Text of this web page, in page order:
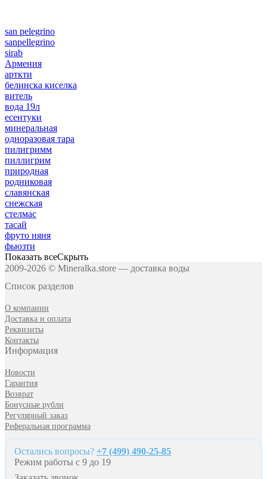
san pelegrino
sanpellegrino
sirab
Армения
арткти
белинска киселка
витель
вода 19л
есентуки
минеральная
одноразовая тара
пилигримм
пиллигрим
природная
родниковая
славянская
снежская
стелмас
тасай
фруто няня
фьюзти
Показать всеСкрыть
2009-2026 © Mineralka.store — доставка воды
Список разделов
О компании
Доставка и оплата
Реквизиты
Контакты
Информация
Новости
Гарантия
Возврат
Бонусные рубли
Регулярный заказ
Реферальная программа
Остались вопросы? +7 (499) 490-25-85
Режим работы с 9 до 19